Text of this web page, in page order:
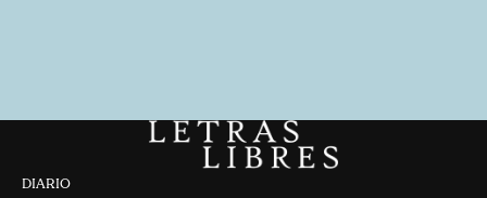
DIARIO